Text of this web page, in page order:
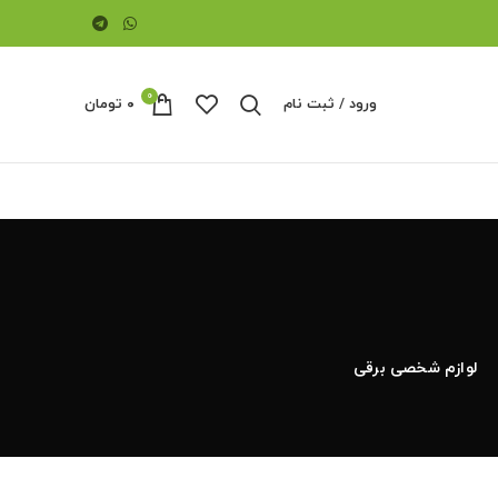
ورود / ثبت نام 0 ۰ تومان
لوازم شخصی برقی